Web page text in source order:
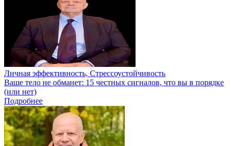
Личная эффективность, Стрессоустойчивость
Ваше тело не обманет: 15 честных сигналов, что вы в порядке
(или нет)
Подробнее